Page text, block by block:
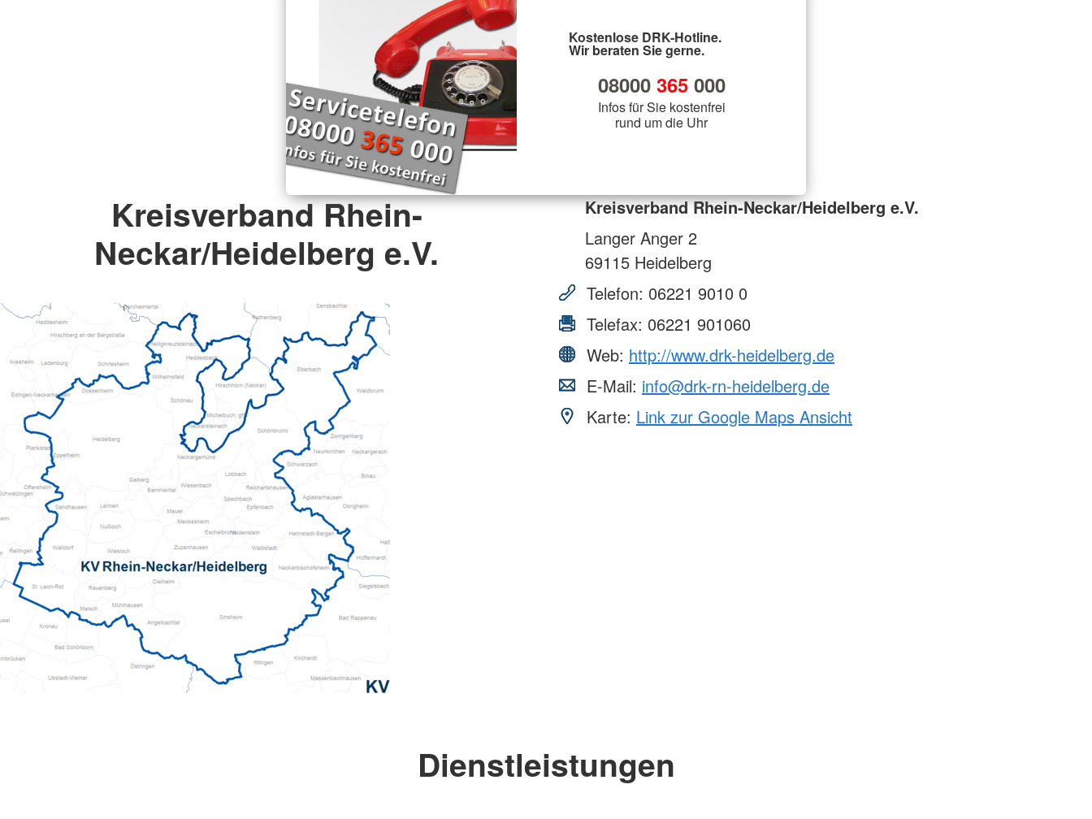
Kostenlose DRK-Hotline.
Wir beraten Sie gerne.
08000 365000
Infos für Sie kostenfrei
rund um die Uhr
Kreisverband Rhein-
Neckar/Heidelberg e.V.
Kreisverband Rhein-Neckar/Heidelberg e.V.
Langer Anger 2
69115 Heidelberg
Telefon: 06221 9010 0
Telefax: 06221 901060
Web: http://www.drk-heidelberg.de
E-Mail: info@drk-rn-heidelberg.de
Karte: Link zur Google Maps Ansicht
Dienstleistungen